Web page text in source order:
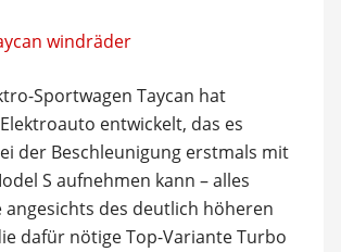
Sportwagen Taycan hat
entwickelt, das es
der Beschleunigung erstmals mit
S aufnehmen kann – alles
angesichts des deutlich höheren
dafür nötige Top-Variante Turbo